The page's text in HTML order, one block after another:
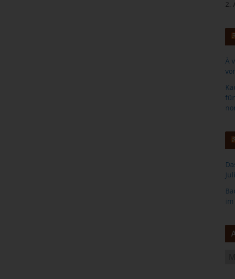
2.
À
in Form einer Erklärung oder einer sonstigen eindeutigen